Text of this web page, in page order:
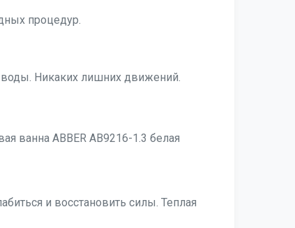
процедур.
воды. Никаких лишних движений.
ванна ABBER AB9216-1.3 белая
и восстановить силы. Теплая